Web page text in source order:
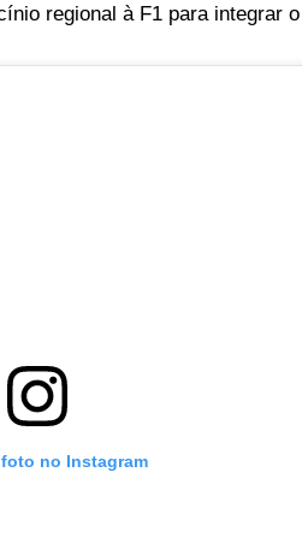
regional à F1 para integrar
foto no Instagram